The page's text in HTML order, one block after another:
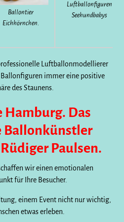
Ballontier
Eichhörnchen.
Luftballonfiguren
Seehundbabys
Luftballonmodellierer
immer eine positive
des Staunens.
Hamburg. Das
Ballonkünstler
Paulsen.
wir einen emotionalen
für Ihre Besucher.
einem Event nicht nur wichtig,
etwas erleben.